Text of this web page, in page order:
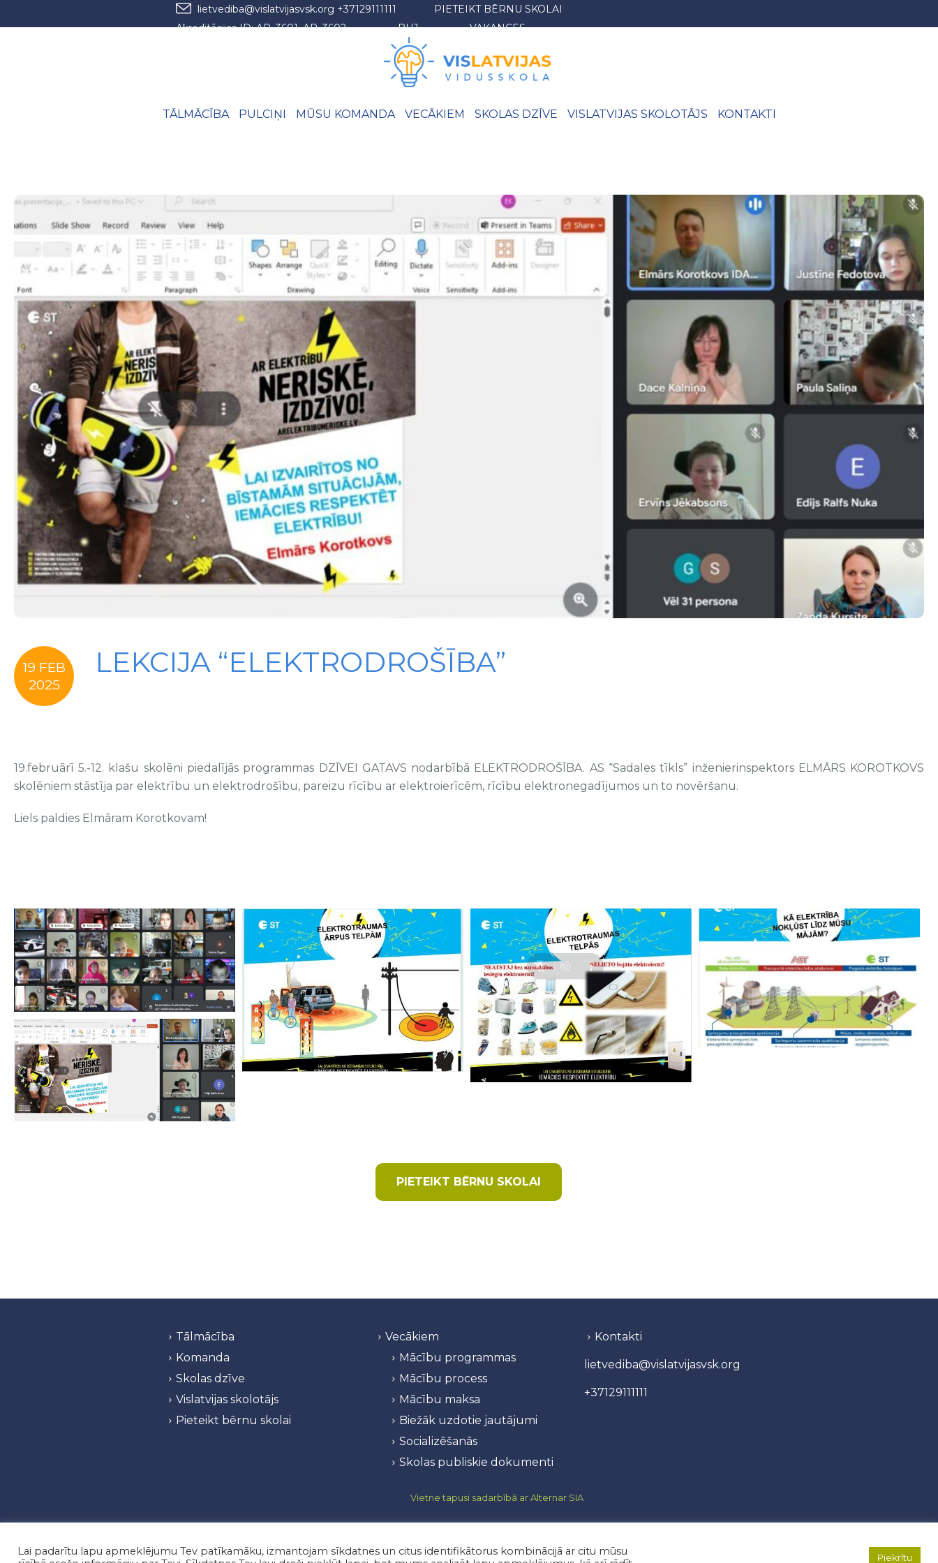
lietvediba@vislatvijasvsk.org +37129111111
PIETEIKT BĒRNU SKOLAI
Akreditācijas ID: AP_3601, AP_3602
BUJ VAKANCES
TĀLMĀCĪBA PULCIŅI MŪSU KOMANDA VECĀKIEM SKOLAS DZĪVE VISLATVIJAS SKOLOTĀJS KONTAKTI
19 FEB
2025
LEKCIJA “ELEKTRODROŠĪBA”
19.februārī 5.-12. klašu skolēni piedalījās programmas DZĪVEI GATAVS nodarbībā ELEKTRODROŠĪBA. AS “Sadales tīkls” inženierinspektors ELMĀRS KOROTKOVS
skolēniem stāstīja par elektrību un elektrodrošību, pareizu rīcību ar elektroierīcēm, rīcību elektronegadījumos un to novēršanu.
Liels paldies Elmāram Korotkovam!
PIETEIKT BĒRNU SKOLAI
Tālmācība
Komanda
Skolas dzīve
Vislatvijas skolotājs
Pieteikt bērnu skolai
Vecākiem
Mācību programmas
Mācību process
Mācību maksa
Biežāk uzdotie jautājumi
Socializēšanās
Skolas publiskie dokumenti
Kontakti
lietvediba@vislatvijasvsk.org
+37129111111
Vietne tapusi sadarbībā ar Alternar SIA
Lai padarītu lapu apmeklējumu Tev patīkamāku, izmantojam sīkdatnes un citus identifikātorus kombinācijā ar citu mūsu
Piekrītu